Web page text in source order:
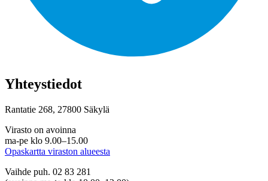
Yhteystiedot
Rantatie 268, 27800 Säkylä
Virasto on avoinna
ma-pe klo 9.00–15.00
Opaskartta viraston alueesta
Vaihde puh. 02 83 281